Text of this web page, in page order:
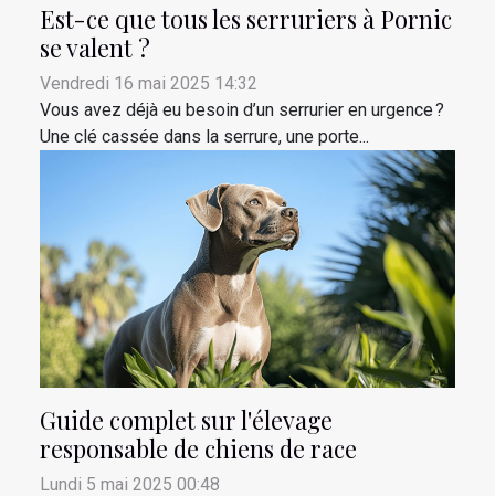
Est-ce que tous les serruriers à Pornic
se valent ?
Vendredi 16 mai 2025 14:32
Vous avez déjà eu besoin d’un serrurier en urgence ?
Une clé cassée dans la serrure, une porte...
Guide complet sur l'élevage
responsable de chiens de race
Lundi 5 mai 2025 00:48